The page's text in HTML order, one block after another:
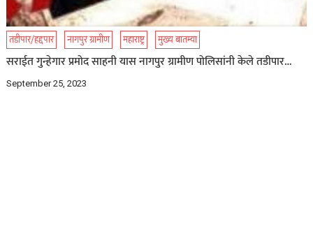
तडीपार/हद्दपार नागपुर ग्रामीण महाराष्ट्र मुख्य बातम्या
सराईत गुन्हेगार प्रमोद साहनी यास नागपुर ग्रामीण पोलिसांनी केले तडीपार…
September 25, 2023